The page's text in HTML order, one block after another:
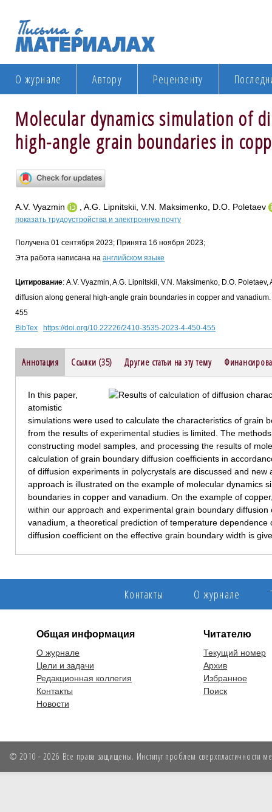
О журнале Автору Рецензенту
Molecular dynamics simulation of
high-angle grain boundaries in
A.V. Vyazmin , A.G. Lipnitskii, V.N. Maksimenko, D.O. Poletaev
показать трудоустройства и электронную почту
Получена 01 сентября 2023; Принята 16 ноября 2023;
Эта работа написана на английском языке
Цитирование: A.V. Vyazmin, A.G. Lipnitskii, V.N. Maksimenko, D.O.
diffusion along general high-angle grain boundaries in copper and
455
BibTex
https://doi.org/10.22226/2410-3535-2023-4-450-455
Аннотация Ссылки (35) Другие статьи на эту тему
In this paper,
atomistic
simulations were used to calculate the characteristics of grain
from the results of experimental studies is limited. The
constructing model samples, and processing the results of
calculation of grain boundary diffusion coefficients in
of diffusion experiments in polycrystals are discussed and
approach is illustrated on the example of molecular dynamics
boundaries in copper and vanadium. On the example of
within our approach and experimental grain boundary
vanadium, a theoretical prediction of temperature
diffusion coefficient on the effective grain boundary width is
Контакты О журнале
Общая информация
О журнале
Цели и задачи
Редакционная коллегия
Контакты
Новости
Читателю
Текущий номер
Архив
Избранное
Поиск
© 2010 - 2026 Все права защищены. Институт проблем сверхпластичности